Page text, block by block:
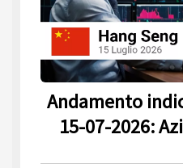
Andamento
15-07-2026: